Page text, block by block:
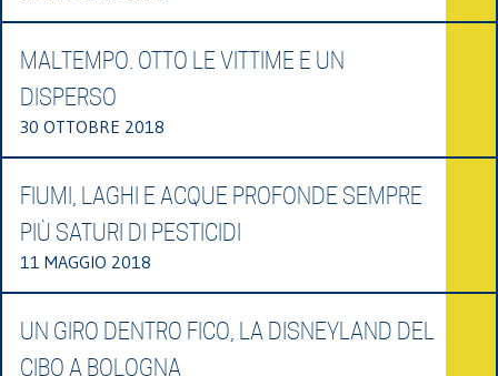
MALTEMPO. OTTO LE VITTIME E UN
DISPERSO
30 OTTOBRE 2018
FIUMI, LAGHI E ACQUE PROFONDE SEMPRE
PIÙ SATURI DI PESTICIDI
11 MAGGIO 2018
UN GIRO DENTRO FICO, LA DISNEYLAND DEL
CIBO A BOLOGNA